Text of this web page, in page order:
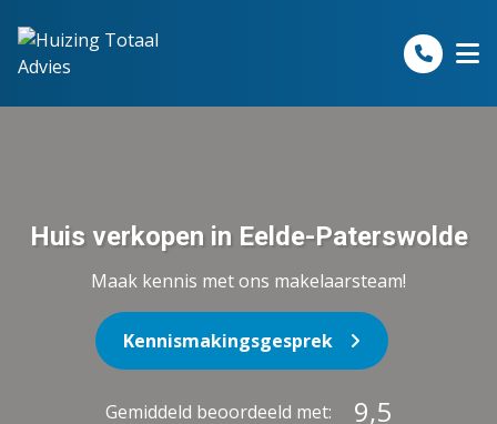
Huis verkopen in Eelde-Paterswolde
Maak kennis met ons makelaarsteam!
Kennismakingsgesprek
Gemiddeld beoordeeld met: 9,5